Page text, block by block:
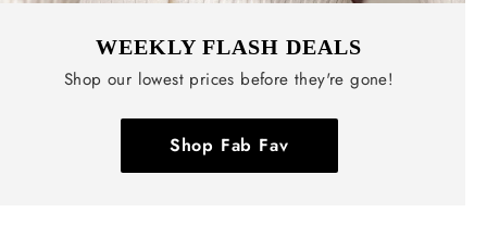
WEEKLY FLASH DEALS
Shop our lowest prices before they're gone!
Shop Fab Fav